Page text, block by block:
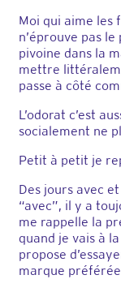
Moi qui aime
n’éprouve pas
pivoine dans la
mettre
passe à côté
L’odorat c’est
socialement ne
Petit à petit je
Des jours avec
“avec”, il y a
me rappelle la
quand je vais à
propose
marque